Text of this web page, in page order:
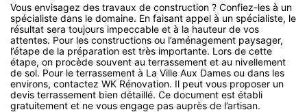
Vous envisagez des travaux de construction ? Confiez-les à un
spécialiste dans le domaine. En faisant appel à un spécialiste, le
résultat sera toujours impeccable et à la hauteur de vos
attentes. Pour les constructions ou l’aménagement paysager,
l’étape de la préparation est très importante. Lors de cette
étape, on procède souvent au terrassement et au nivellement
de sol. Pour le terrassement à La Ville Aux Dames ou dans les
environs, contactez WK Rénovation. Il peut vous proposer un
devis terrassement bien détaillé. Ce document est établi
gratuitement et ne vous engage pas auprès de l’artisan.